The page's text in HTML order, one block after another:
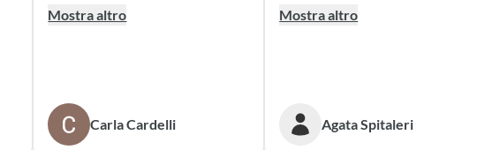
rivelata la scelta perfetta. Il
tenero e accattivante e ne sono
entusiasta. Mi rivolgerò
Mostra altro
Carla Cardelli
Consigliato!
Mostra altro
Agata Spitaleri